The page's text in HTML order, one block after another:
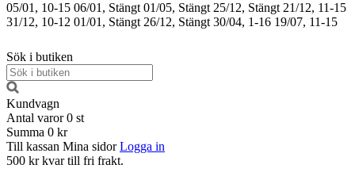
05/01, 10-15 06/01, Stängt 01/05, Stängt 25/12, Stängt 21/12, 11-15
31/12, 10-12 01/01, Stängt 26/12, Stängt 30/04, 1-16 19/07, 11-15
Sök i butiken
Kundvagn
Antal varor 0 st
Summa 0 kr
Till kassan Mina sidor Logga in
500 kr kvar till fri frakt.